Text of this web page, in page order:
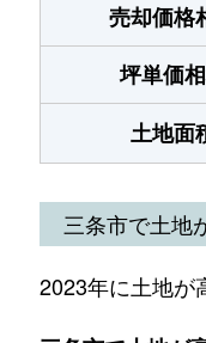
売却価格
坪単価
土地面
三条市で土地
2023年に土地が